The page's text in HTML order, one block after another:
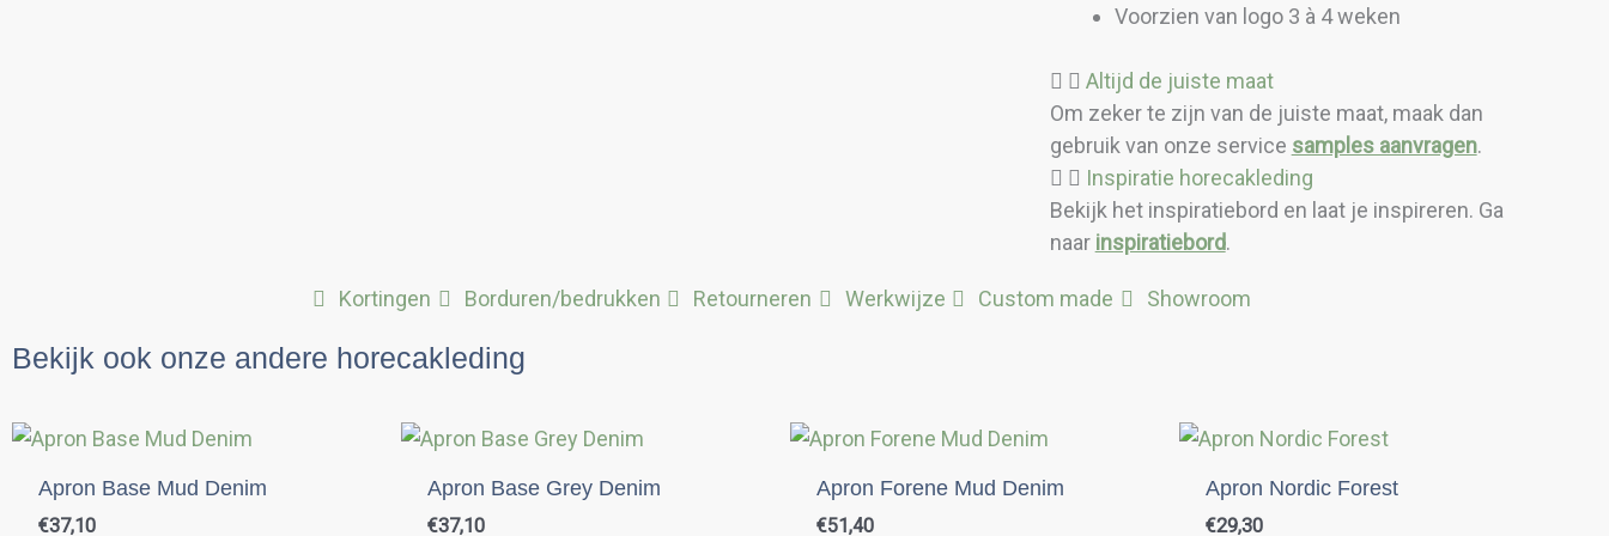
Voorzien van logo 3 à 4 weken
Altijd de juiste maat
Om zeker te zijn van de juiste maat, maak dan
gebruik van onze service samples aanvragen.
Inspiratie horecakleding
Bekijk het inspiratiebord en laat je inspireren. Ga
naar inspiratiebord.
Kortingen Borduren/bedrukken Retourneren Werkwijze Custom made Showroom
Bekijk ook onze andere horecakleding
Apron Base Mud Denim
€37,10
Apron Base Grey Denim
€37,10
Apron Forene Mud Denim
€51,40
Apron Nordic Forest
€29,30